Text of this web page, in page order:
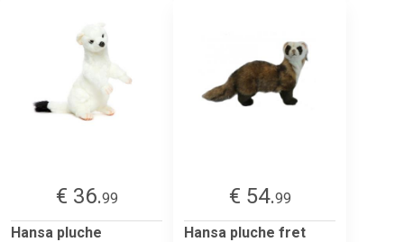
€ 36.99
Hansa pluche
€ 54.99
Hansa pluche fret